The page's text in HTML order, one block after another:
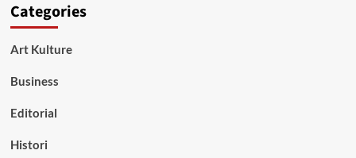
Categories
Art Kulture
Business
Editorial
Histori